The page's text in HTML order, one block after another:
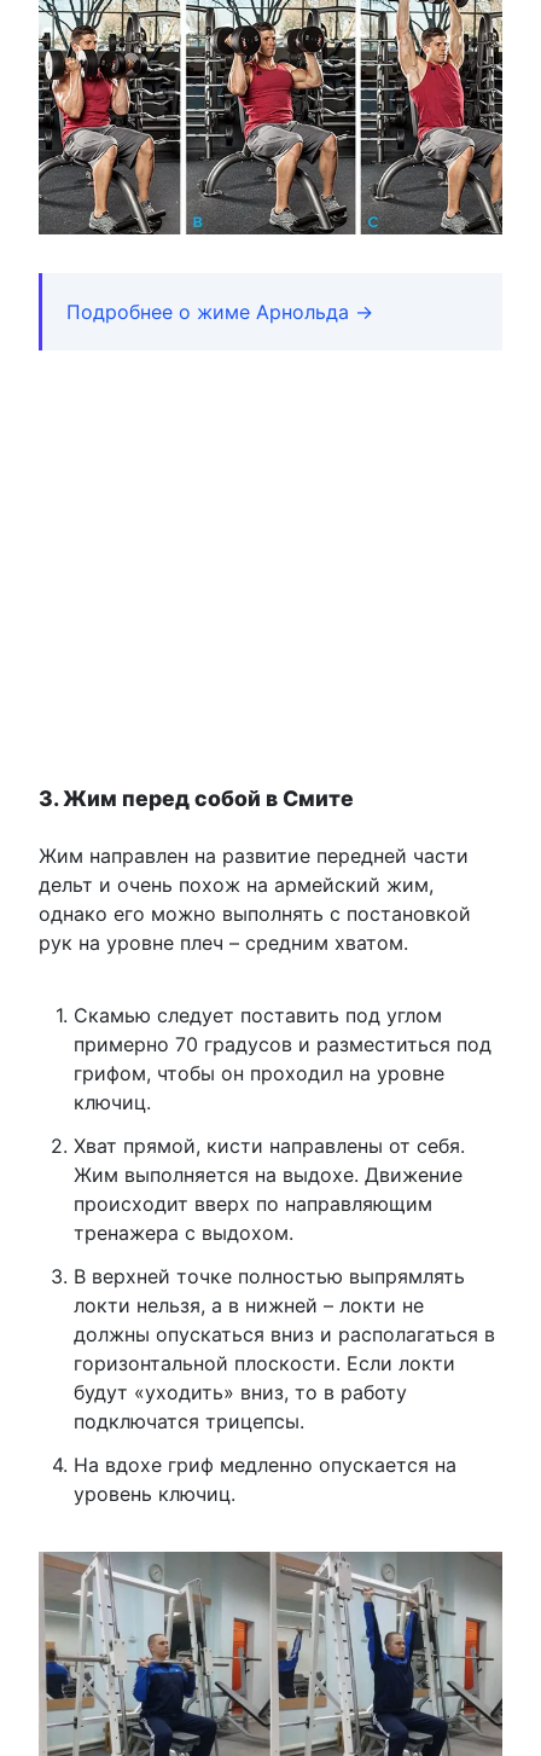
Подробнее о жиме Арнольда →
3. Жим перед собой в Смите
Жим направлен на развитие передней части
дельт и очень похож на армейский жим,
однако его можно выполнять с постановкой
рук на уровне плеч – средним хватом.
Скамью следует поставить под углом
примерно 70 градусов и разместиться под
грифом, чтобы он проходил на уровне
ключиц.
Хват прямой, кисти направлены от себя.
Жим выполняется на выдохе. Движение
происходит вверх по направляющим
тренажера с выдохом.
В верхней точке полностью выпрямлять
локти нельзя, а в нижней – локти не
должны опускаться вниз и располагаться в
горизонтальной плоскости. Если локти
будут «уходить» вниз, то в работу
подключатся трицепсы.
На вдохе гриф медленно опускается на
уровень ключиц.